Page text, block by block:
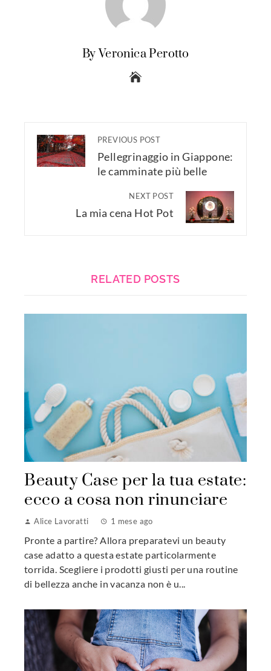
By Veronica Perotto
PREVIOUS POST
Pellegrinaggio in Giappone:
le camminate più belle
NEXT POST
La mia cena Hot Pot
RELATED POSTS
Beauty Case per la tua estate:
ecco a cosa non rinunciare
Alice Lavoratti 1 mese ago
Pronte a partire? Allora preparatevi un beauty
case adatto a questa estate particolarmente
torrida. Scegliere i prodotti giusti per una routine
di bellezza anche in vacanza non è u...